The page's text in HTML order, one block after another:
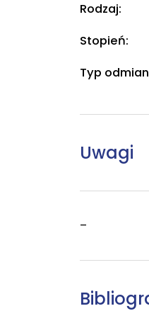
Rodzaj:
Stopień:
Typ
Uwagi
–